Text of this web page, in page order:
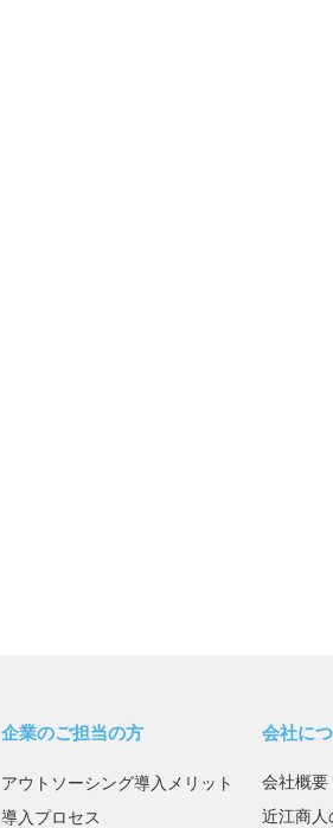
企業のご担当の方
アウトソーシング導入メリット
導入プロセス
会社に
会社概要
近江商人